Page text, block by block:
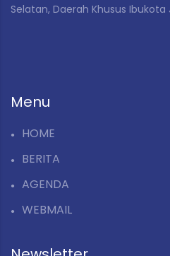
Selatan, Daerah Khusus Ibukota
Menu
HOME
BERITA
AGENDA
WEBMAIL